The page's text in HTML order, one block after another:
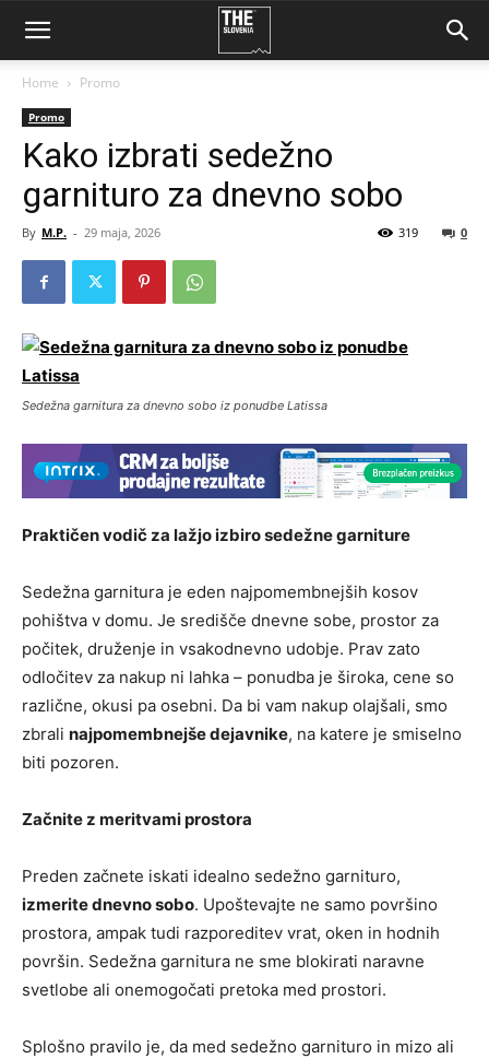
Home Promo
Promo
Kako izbrati sedežno
garnituro za dnevno sobo
By M.P. - 29 maja, 2026 0
319
Sedežna garnitura za dnevno sobo iz ponudbe Latissa
Praktičen vodič za lažjo izbiro sedežne garniture
Sedežna garnitura je eden najpomembnejših kosov
pohištva v domu. Je središče dnevne sobe, prostor za
počitek, druženje in vsakodnevno udobje. Prav zato
odločitev za nakup ni lahka – ponudba je široka, cene so
različne, okusi pa osebni. Da bi vam nakup olajšali, smo
zbrali najpomembnejše dejavnike, na katere je smiselno
biti pozoren.
Začnite z meritvami prostora
Preden začnete iskati idealno sedežno garnituro,
izmerite dnevno sobo. Upoštevajte ne samo površino
prostora, ampak tudi razporeditev vrat, oken in hodnih
površin. Sedežna garnitura ne sme blokirati naravne
svetlobe ali onemogočati pretoka med prostori.
Splošno pravilo je, da med sedežno garnituro in mizo ali